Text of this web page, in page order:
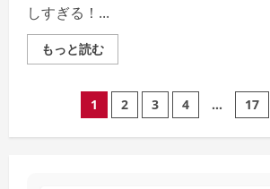
実
しすぎる！...
もっと読むRead
more
奈、
美
投
稿
1 2 3 4 … 17